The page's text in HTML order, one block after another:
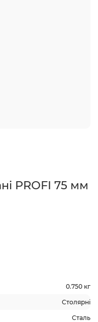
PROFI 75 мм
0.750 кг
Столярні
Сталь